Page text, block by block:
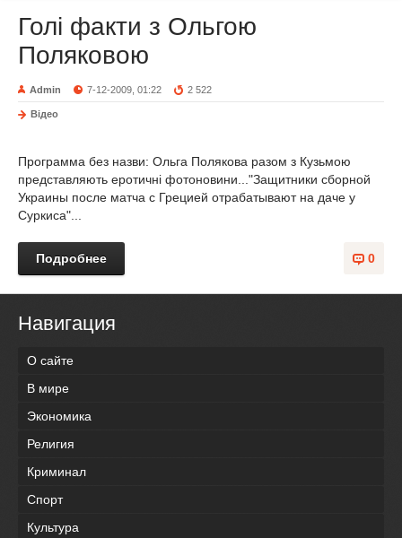
Голі факти з Ольгою
Поляковою
Admin 7-12-2009, 01:22 2 522
Відео
Программа без назви: Ольга Полякова разом з Кузьмою
представляють еротичні фотоновини..."Защитники сборной
Украины после матча с Грецией отрабатывают на даче у
Суркиса"...
0
Подробнее
Навигация
О сайте
В мире
Экономика
Религия
Криминал
Спорт
Культура